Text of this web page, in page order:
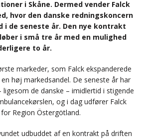
i Skåne. Dermed vender Falck
hvor den danske redningskoncern
i de seneste år. Den nye kontrakt
i små tre år med en mulighed
to år.
markeder, som Falck ekspanderede
høj markedsandel. De seneste år har
ligesom de danske – imidlertid i stigende
og i dag udfører Falck
Region Östergötland.
udbuddet af en kontrakt på driften